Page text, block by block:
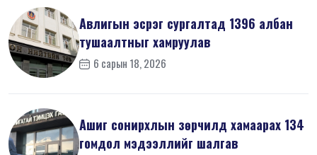
Авлигын эсрэг сургалтад 1396 албан
тушаалтныг хамруулав
6 сарын 18, 2026
Ашиг сонирхлын зөрчилд хамаарах 134
гомдол мэдээллийг шалгав